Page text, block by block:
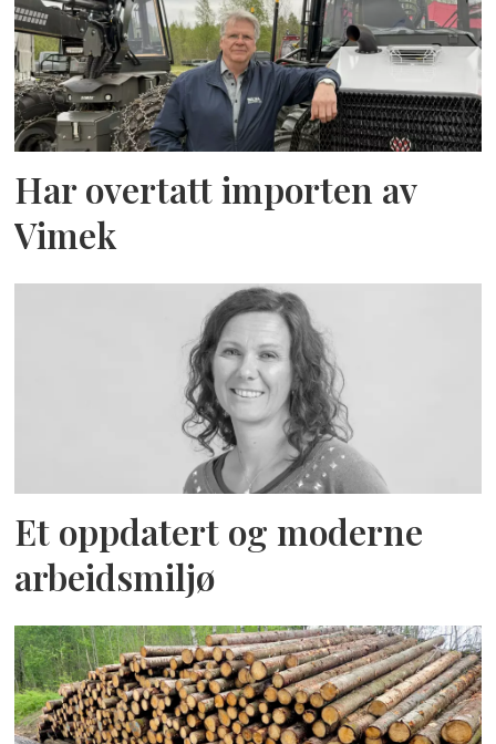
Har overtatt importen av
Vimek
Et oppdatert og moderne
arbeidsmiljø